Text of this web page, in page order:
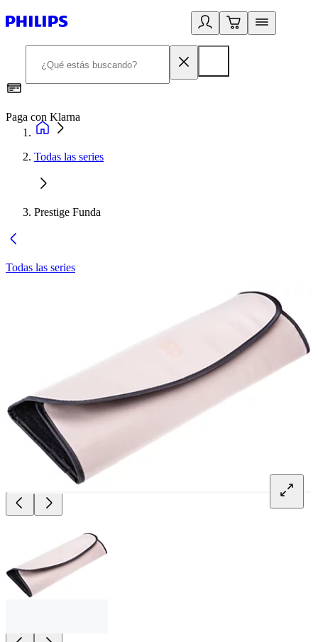
Paga con Klarna
Todas las series
Prestige Funda
Todas las series